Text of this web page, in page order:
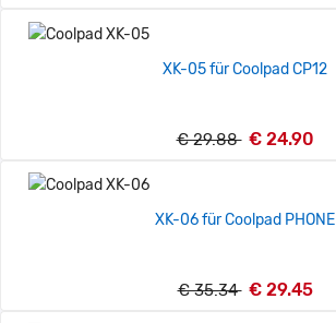
XK-05 für Coolpad CP12
€ 29.88 € 24.90
XK-06 für Coolpad PHONE
€ 35.34 € 29.45